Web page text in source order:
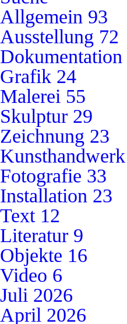
Allgemein 93
Ausstellung 72
Dokumentation
Grafik 24
Malerei 55
Skulptur 29
Zeichnung 23
Kunsthandwerk
Fotografie 33
Installation 23
Text 12
Literatur 9
Objekte 16
Video 6
Juli 2026
April 2026